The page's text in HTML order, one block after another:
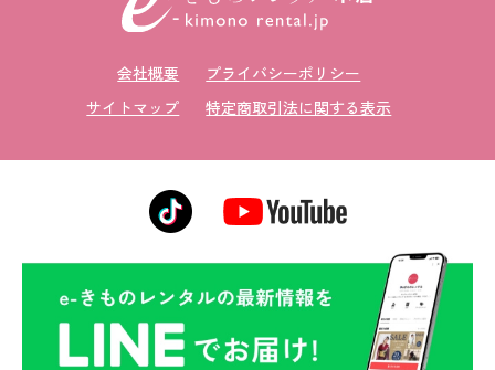
会社概要
プライバシーポリシー
サイトマップ
特定商取引法に関する表示